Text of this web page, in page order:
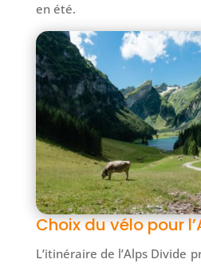
en été.
Choix du vélo pour
L’itinéraire de l’Alps Divide